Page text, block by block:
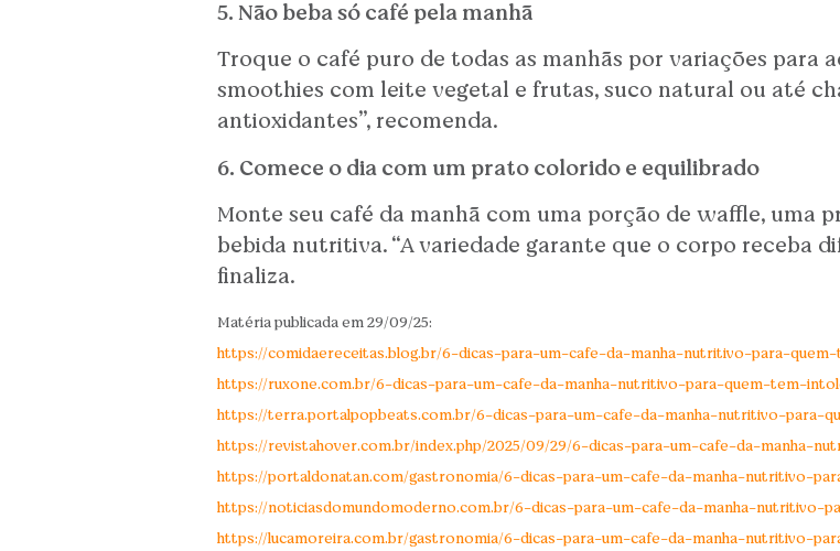
5. Não beba só café pela manhã
Troque o café puro de todas as manhãs por variações para
smoothies com leite vegetal e frutas, suco natural ou até
antioxidantes”, recomenda.
6. Comece o dia com um prato colorido e equilibrado
Monte seu café da manhã com uma porção de waffle, uma
bebida nutritiva. “A variedade garante que o corpo receba
finaliza.
Matéria publicada em 29/09/25:
https://comidaereceitas.blog.br/6-dicas-para-um-cafe-da-manha-nutritivo-para-
https://ruxone.com.br/6-dicas-para-um-cafe-da-manha-nutritivo-para-quem-tem-
https://terra.portalpopbeats.com.br/6-dicas-para-um-cafe-da-manha-nutritivo-para-
https://revistahover.com.br/index.php/2025/09/29/6-dicas-para-um-cafe-da-manha-
https://portaldonatan.com/gastronomia/6-dicas-para-um-cafe-da-manha-nutritivo-
https://noticiasdomundomoderno.com.br/6-dicas-para-um-cafe-da-manha-nutritivo-
https://lucamoreira.com.br/gastronomia/6-dicas-para-um-cafe-da-manha-nutritivo-